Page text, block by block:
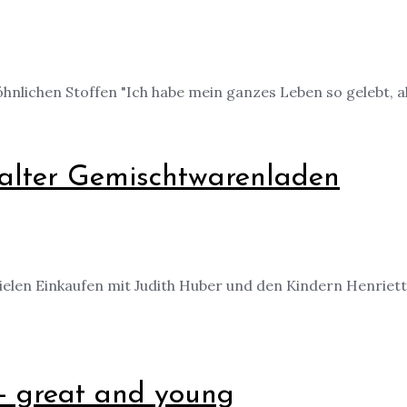
Stoffen "Ich habe mein ganzes Leben so gelebt,
Gemischtwarenladen
Einkaufen mit Judith Huber und den Kindern
great and young